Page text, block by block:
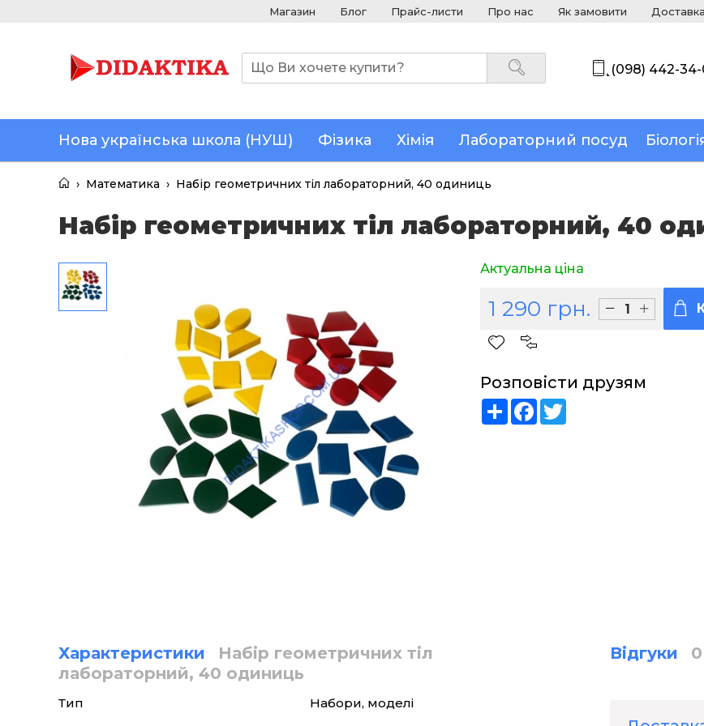
Магазин Блог Прайс-листи Про нас Як замовити Доставка
(098) 442-
Нова українська школа (НУШ) Фізика Хімія Лабораторний посуд
› Математика › Набір геометричних тіл лабораторний, 40 одиниць
Набір геометричних тіл лабораторний, 40
Актуальна ціна
1 290 грн.
Розповісти друзям
ShareFacebook
Характеристики
Набір геометричних тіл
лабораторний, 40 одиниць
Тип Набори, моделі
Відгуки 0